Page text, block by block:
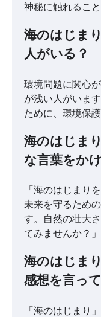
神秘に触れるこ
海のはじま
人がいる？
環境問題に関心
が浅い人がいま
ために、環境保
海のはじま
な言葉をか
「海のはじまり
未来を守るため
す。自然の壮大
てみませんか？」
海のはじま
感想を言っ
「海のはじまり